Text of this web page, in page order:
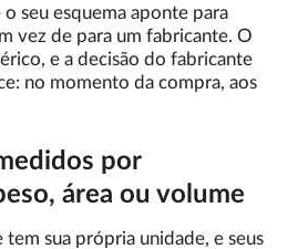
seu esquema aponte para
vez de para um fabricante. O
e a decisão do fabricante
no momento da compra, aos
por
área ou volume
sua própria unidade, e seus